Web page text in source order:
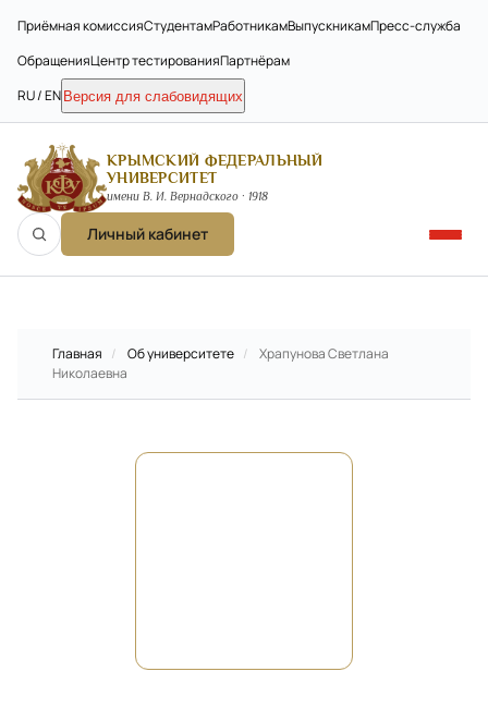
Приёмная комиссияСтудентамРаботникамВыпускникамПресс-служба
ОбращенияЦентр тестированияПартнёрам
RU / EN Версия для слабовидящих
КРЫМСКИЙ ФЕДЕРАЛЬНЫЙ
УНИВЕРСИТЕТ
имени В. И. Вернадского · 1918
Личный кабинет
Главная / Об университете /
Храпунова Светлана
Николаевна